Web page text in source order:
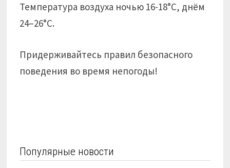
Температура воздуха ночью 16-18°С, днём
24–26°С.
Придерживайтесь правил безопасного
поведения во время непогоды!
Популярные новости